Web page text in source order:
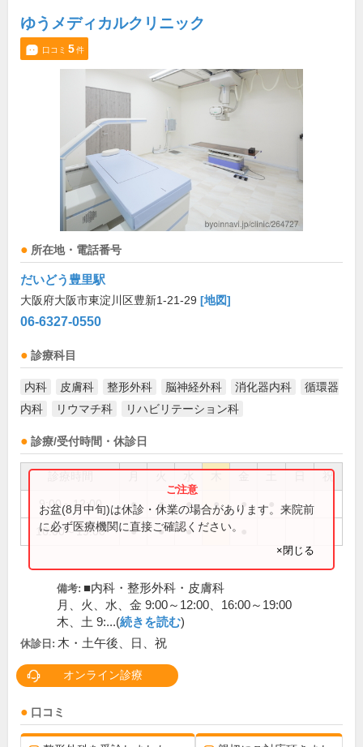
ゆうメディカルクリニック
口コミ 5件
所在地・電話番号
だいどう豊里駅
大阪府大阪市東淀川区豊新1-21-29 [地図]
06-6327-0550
診療科目
内科 皮膚科 整形外科 脳神経外科 消化器内科
循環器
内科
リウマチ科 リハビリテーション科
診療/受付時間・休診日
祝
9:00～12:00 ● ● ● ● ●
16:00～19:00 ● ● ●
お盆(8月中旬)は休診・休業の場合があります。来院前
に必ず医療機関に直接ご確認ください。
×閉じる
備考: ■内科・整形外科・皮膚科
月、火、水、金 9:00～12:00、16:00～19:00
木、土 9:...(続きを読む)
休診日: 木・土午後、日、祝
オンライン診療
口コミ